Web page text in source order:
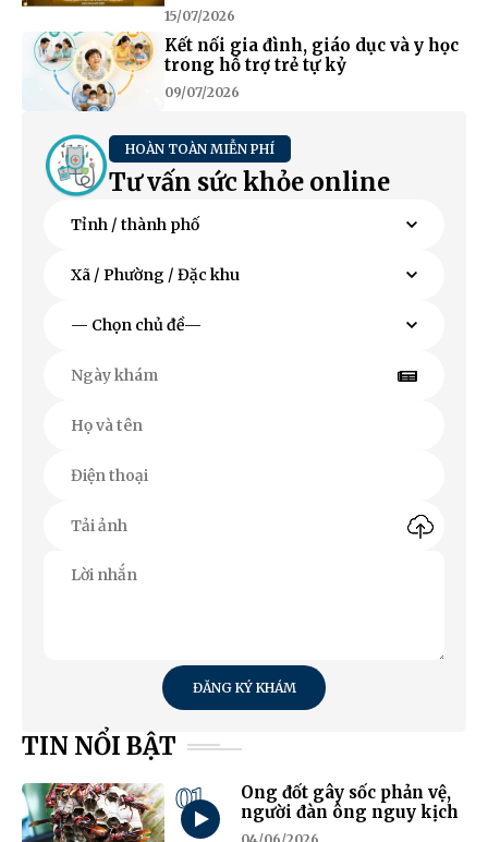
15/07/2026
Kết nối gia đình, giáo dục và y học
trong hỗ trợ trẻ tự kỷ
09/07/2026
HOÀN TOÀN MIỄN PHÍ
Tư vấn sức khỏe online
ĐĂNG KÝ KHÁM
TIN NỔI BẬT
01
Ong đốt gây sốc phản vệ,
người đàn ông nguy kịch